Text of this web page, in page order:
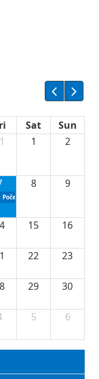
Sat
Sun
sa neprofitnim
1 2
o stipendijama za
vodne infrastrukture u
Početak izgradnje nove
8 9
15 16
22 23
29 30
5 6